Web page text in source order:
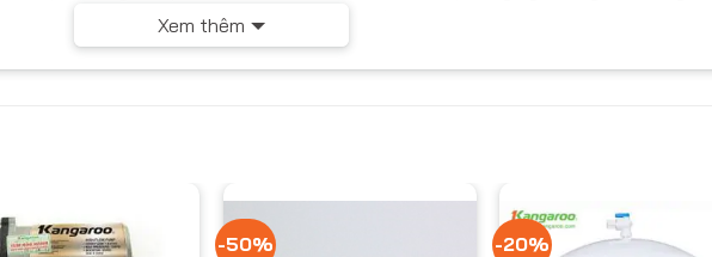
trợ áp sẽ rất bền và máy sẽ hoạt động tốt hơn.
Xem thêm
-50% -20%